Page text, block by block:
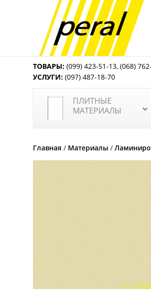
ТОВАРЫ: (099) 423-51-13,(068)
УСЛУГИ: (097) 487-18-70
ПЛИТНЫЕ
МАТЕРИАЛЫ
Главная / Материалы /